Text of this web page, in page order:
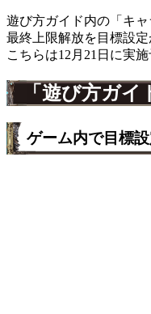
遊び方ガイド内の「キ
最終上限解放を目標設
こちらは12月21日に実施
「遊び方ガ
ゲーム内で目標設